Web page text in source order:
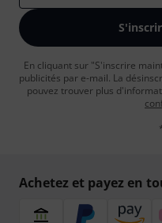
En cliquant sur "S'inscrire
publicités par e-mail. La
pouvez trouver plus
Achetez et payez en